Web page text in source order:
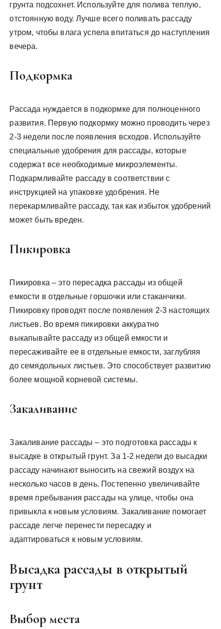
грунта подсохнет. Используйте для полива теплую,
отстоянную воду. Лучше всего поливать рассаду
утром, чтобы влага успела впитаться до наступления
вечера.
Подкормка
Рассада нуждается в подкормке для полноценного
развития. Первую подкормку можно проводить через
2-3 недели после появления всходов. Используйте
специальные удобрения для рассады, которые
содержат все необходимые микроэлементы.
Подкармливайте рассаду в соответствии с
инструкцией на упаковке удобрения. Не
перекармливайте рассаду, так как избыток удобрений
может быть вреден.
Пикировка
Пикировка – это пересадка рассады из общей
емкости в отдельные горшочки или стаканчики.
Пикировку проводят после появления 2-3 настоящих
листьев. Во время пикировки аккуратно
выкапывайте рассаду из общей емкости и
пересаживайте ее в отдельные емкости, заглубляя
до семядольных листьев. Это способствует развитию
более мощной корневой системы.
Закаливание
Закаливание рассады – это подготовка рассады к
высадке в открытый грунт. За 1-2 недели до высадки
рассаду начинают выносить на свежий воздух на
несколько часов в день. Постепенно увеличивайте
время пребывания рассады на улице, чтобы она
привыкла к новым условиям. Закаливание помогает
рассаде легче перенести пересадку и
адаптироваться к новым условиям.
Высадка рассады в открытый
грунт
Выбор места